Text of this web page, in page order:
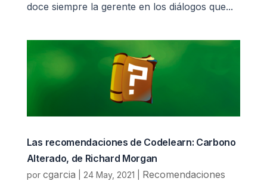
doce siempre la gerente en los diálogos que...
Las recomendaciones de Codelearn: Carbono
Alterado, de Richard Morgan
por cgarcia 24 May, 2021 Recomendaciones